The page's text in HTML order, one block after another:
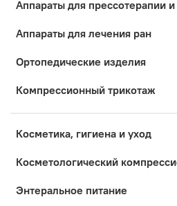
Аппараты для прессотерапии
Аппараты для лечения ран
Ортопедические изделия
Компрессионный трикотаж
Косметика, гигиена и уход
Коcметологический
Энтеральное питание